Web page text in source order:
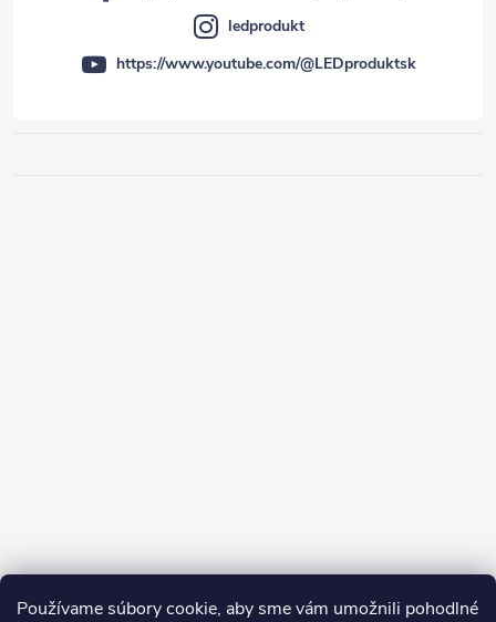
Používame súbory cookie, aby sme vám umožnili pohodlné
ledprodukt
https://www.youtube.com/@LEDproduktsk